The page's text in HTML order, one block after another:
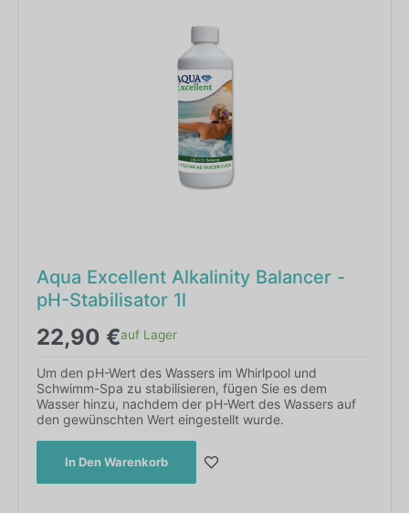
Aqua Excellent Alkalinity Balancer -
pH-Stabilisator 1l
22,90 €auf Lager
Um den pH-Wert des Wassers im Whirlpool und
Schwimm-Spa zu stabilisieren, fügen Sie es dem
Wasser hinzu, nachdem der pH-Wert des Wassers auf
den gewünschten Wert eingestellt wurde.
In Den Warenkorb